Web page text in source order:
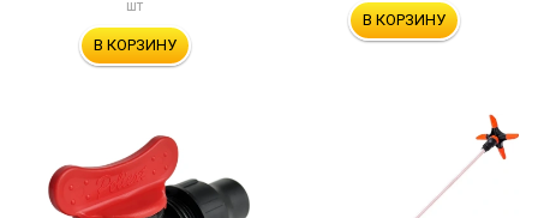
шт
В КОРЗИНУ
В КОРЗИНУ